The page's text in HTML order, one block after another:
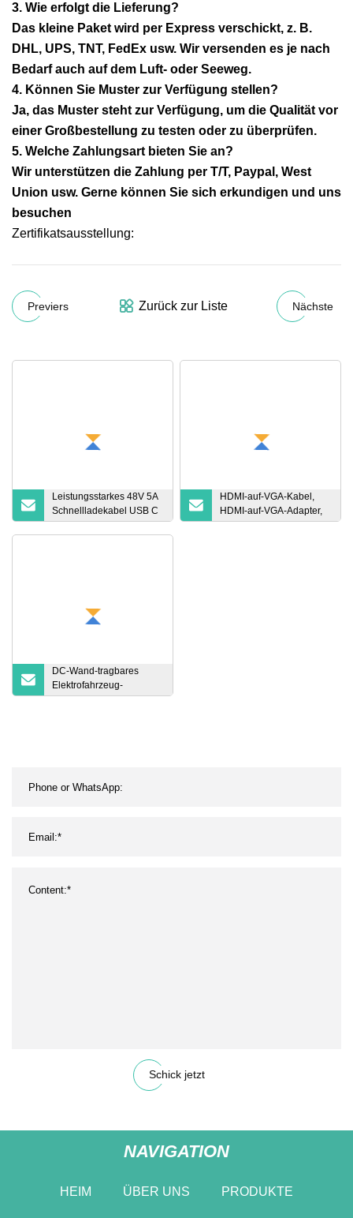
3. Wie erfolgt die Lieferung?
Das kleine Paket wird per Express verschickt, z. B.
DHL, UPS, TNT, FedEx usw. Wir versenden es je nach
Bedarf auch auf dem Luft- oder Seeweg.
4. Können Sie Muster zur Verfügung stellen?
Ja, das Muster steht zur Verfügung, um die Qualität vor
einer Großbestellung zu testen oder zu überprüfen.
5. Welche Zahlungsart bieten Sie an?
Wir unterstützen die Zahlung per T/T, Paypal, West
Union usw. Gerne können Sie sich erkundigen und uns
besuchen
Zertifikatsausstellung:
Previers Zurück zur Liste Nächste
Leistungsstarkes 48V 5A
Schnellladekabel USB C
Kabel Pd 240W USB 2.0
HDMI-auf-VGA-Kabel,
HDMI-auf-VGA-Adapter,
HDMI-auf-VGA
DC-Wand-tragbares
Elektrofahrzeug-
Autobatterie-EV-
Schick jetzt
NAVIGATION
HEIM ÜBER UNS PRODUKTE